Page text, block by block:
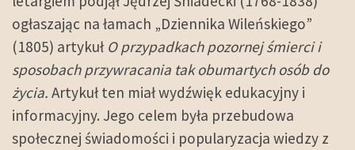
ogłaszając na łamach „Dziennika Wileńskiego”
(1805) artykuł O przypadkach pozornej śmierci i
sposobach przywracania tak obumartych osób do
życia. Artykuł ten miał wydźwięk edukacyjny i
informacyjny. Jego celem była przebudowa
społecznej świadomości i popularyzacja wiedzy z